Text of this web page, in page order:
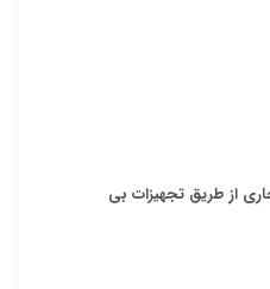
از طریق تجهیزات بی